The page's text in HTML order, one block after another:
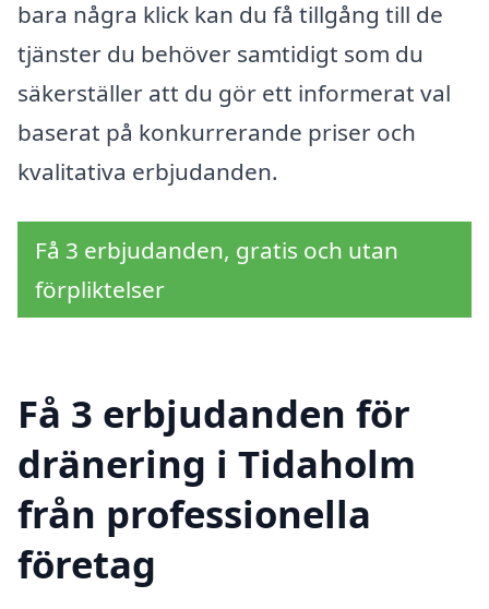
bara några klick kan du få tillgång till de
tjänster du behöver samtidigt som du
säkerställer att du gör ett informerat val
baserat på konkurrerande priser och
kvalitativa erbjudanden.
Få 3 erbjudanden, gratis och utan
förpliktelser
Få 3 erbjudanden för
dränering i Tidaholm
från professionella
företag